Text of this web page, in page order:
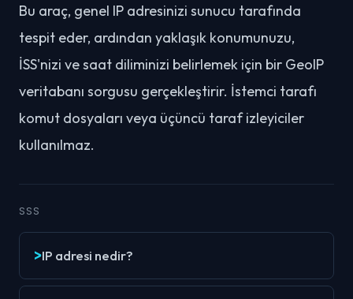
Bu araç, genel IP adresinizi sunucu tarafında
tespit eder, ardından yaklaşık konumunuzu,
İSS'nizi ve saat diliminizi belirlemek için bir GeoIP
veritabanı sorgusu gerçekleştirir. İstemci tarafı
komut dosyaları veya üçüncü taraf izleyiciler
kullanılmaz.
SSS
IP adresi nedir?